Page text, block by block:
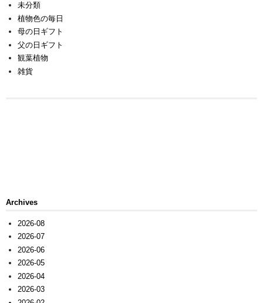
未分類
植物色の毎日
母の日ギフト
父の日ギフト
観葉植物
雑貨
Archives
2026-08
2026-07
2026-06
2026-05
2026-04
2026-03